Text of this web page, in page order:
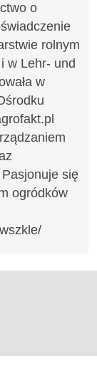
o
rolnym
w Lehr- und
w
się
ogródków